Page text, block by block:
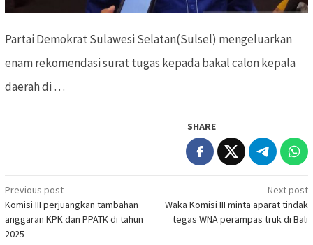
Partai Demokrat Sulawesi Selatan(Sulsel) mengeluarkan
enam rekomendasi surat tugas kepada bakal calon kepala
daerah di …
SHARE
Post
navigation
Previous post
Komisi III perjuangkan tambahan
anggaran KPK dan PPATK di tahun
2025
Next post
Waka Komisi III minta aparat tindak
tegas WNA perampas truk di Bali